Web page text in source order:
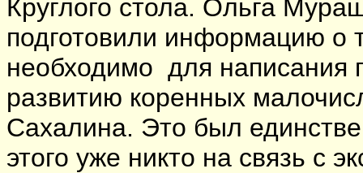
Круглого стола. Ольга
подготовили информацию о
необходимо для написания
развитию коренных
Сахалина. Это был
этого уже никто на связь с